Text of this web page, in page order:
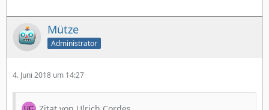
Mütze
Administrator
4. Juni 2018 um 14:27